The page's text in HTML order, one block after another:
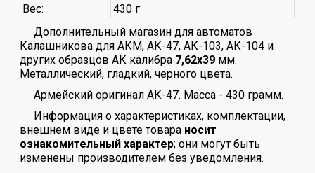
Вес:
430 г
Дополнительный магазин для автоматов
Калашникова для АКМ, АК-47, АК-103, АК-104 и
других образцов АК калибра 7,62х39 мм.
Металлический, гладкий, черного цвета.
Армейский оригинал АК-47. Масса - 430 грамм.
Информация о характеристиках, комплектации,
внешнем виде и цвете товара носит
ознакомительный характер; они могут быть
изменены производителем без уведомления.